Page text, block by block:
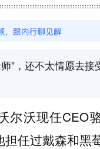
”，还不太情愿去接
尔沃现任CEO
担任过戴森和黑